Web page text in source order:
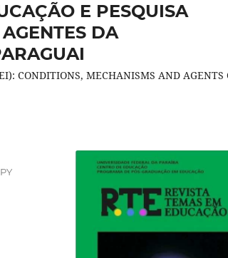
E PESQUISA
DA
CONDITIONS, MECHANISMS AND AGENTS